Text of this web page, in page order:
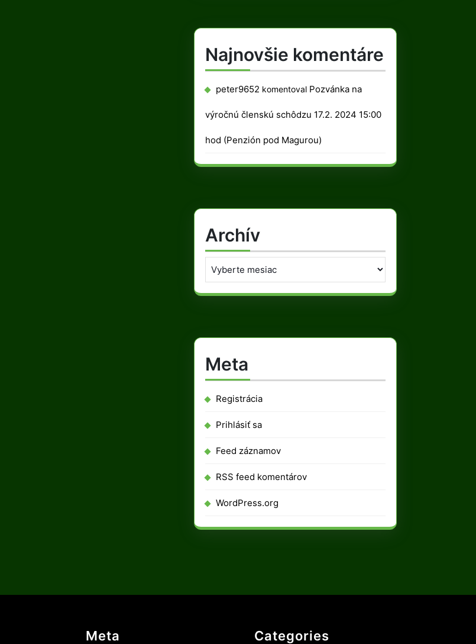
Najnovšie komentáre
peter9652 komentoval Pozvánka na
výročnú členskú schôdzu 17.2. 2024 15:00
hod (Penzión pod Magurou)
Archív
Meta
Registrácia
Prihlásiť sa
Feed záznamov
RSS feed komentárov
WordPress.org
Meta Categories